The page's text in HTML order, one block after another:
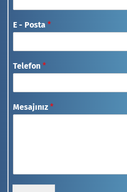
E - Posta *
Telefon *
Mesajınız *